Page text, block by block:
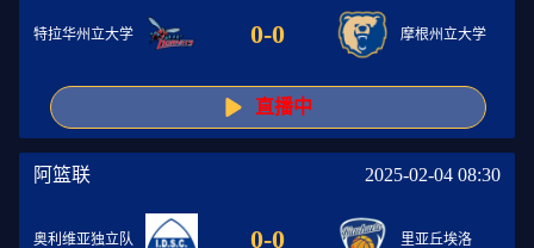
特拉华州立大学 0-0 摩根州立大学
直播中
阿篮联 2025-02-04 08:30
奥利维亚独立队 0-0 里亚丘埃洛